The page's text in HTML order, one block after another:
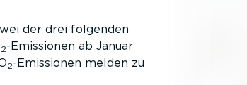
der drei folgenden
2-Emissionen ab Januar
2-Emissionen melden zu